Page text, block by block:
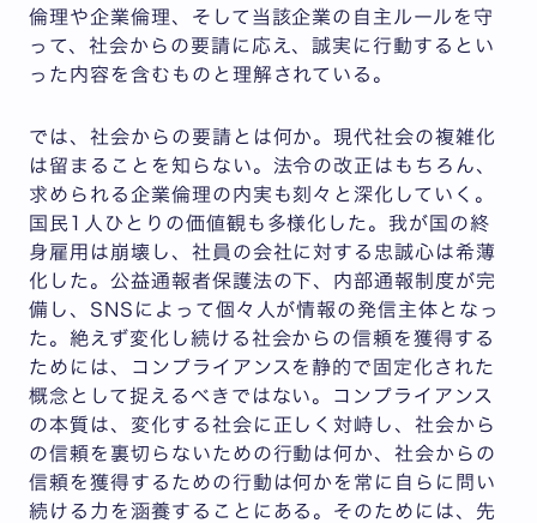
倫理や企業倫理、そして当該企業の自主ルールを守
って、社会からの要請に応え、誠実に行動するとい
った内容を含むものと理解されている。
では、社会からの要請とは何か。現代社会の複雑化
は留まることを知らない。法令の改正はもちろん、
求められる企業倫理の内実も刻々と深化していく。
国民1人ひとりの価値観も多様化した。我が国の終
身雇用は崩壊し、社員の会社に対する忠誠心は希薄
化した。公益通報者保護法の下、内部通報制度が完
備し、SNSによって個々人が情報の発信主体となっ
た。絶えず変化し続ける社会からの信頼を獲得する
ためには、コンプライアンスを静的で固定化された
概念として捉えるべきではない。コンプライアンス
の本質は、変化する社会に正しく対峙し、社会から
の信頼を裏切らないための行動は何か、社会からの
信頼を獲得するための行動は何かを常に自らに問い
続ける力を涵養することにある。そのためには、先